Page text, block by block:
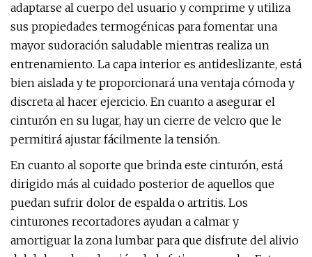
adaptarse al cuerpo del usuario y comprime y utiliza
sus propiedades termogénicas para fomentar una
mayor sudoración saludable mientras realiza un
entrenamiento. La capa interior es antideslizante, está
bien aislada y te proporcionará una ventaja cómoda y
discreta al hacer ejercicio. En cuanto a asegurar el
cinturón en su lugar, hay un cierre de velcro que le
permitirá ajustar fácilmente la tensión.
En cuanto al soporte que brinda este cinturón, está
dirigido más al cuidado posterior de aquellos que
puedan sufrir dolor de espalda o artritis. Los
cinturones recortadores ayudan a calmar y
amortiguar la zona lumbar para que disfrute del alivio